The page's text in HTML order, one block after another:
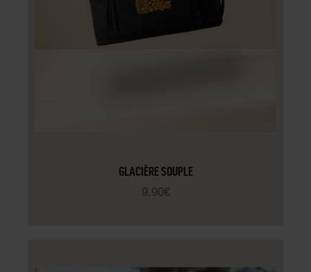
GLACIÈRE SOUPLE
9.90€